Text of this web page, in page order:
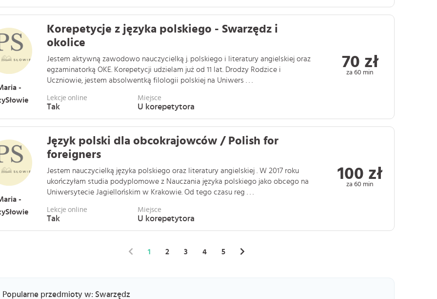
-
Korepetycje z języka polskiego - Swarzędz i
okolice
Jestem aktywną zawodowo nauczycielką j. polskiego i literatury angielskiej oraz
egzaminatorką OKE. Korepetycji udzielam już od 11 lat. Drodzy Rodzice i
Uczniowie, jestem absolwentką filologii polskiej na Uniwers . . .
Lekcje online
Tak
Miejsce
U korepetytora
70 zł
za 60 min
-
Język polski dla obcokrajowców / Polish for
foreigners
Jestem nauczycielką języka polskiego oraz literatury angielskiej . W 2017 roku
ukończyłam studia podyplomowe z Nauczania języka polskiego jako obcego na
Uniwersytecie Jagiellońskim w Krakowie. Od tego czasu reg . . .
Lekcje online
Tak
Miejsce
U korepetytora
100 zł
za 60 min
1 2 3 4 5
Popularne przedmioty w: Swarzędz